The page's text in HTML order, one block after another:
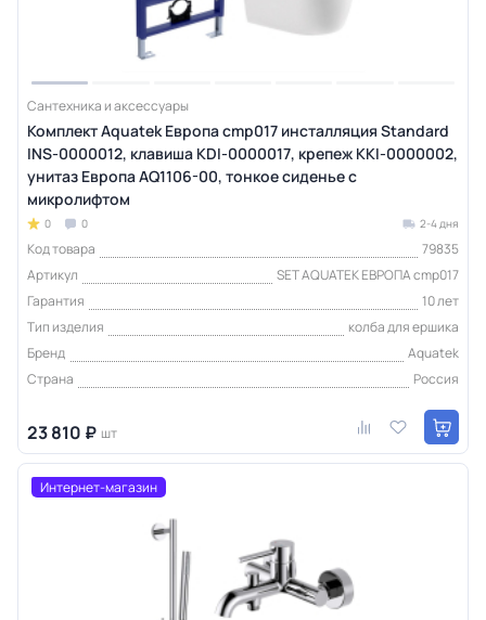
Сантехника и аксессуары
Комплект Aquatek Европа cmp017 инсталляция Standard
INS-0000012, клавиша KDI-0000017, крепеж KKI-0000002,
унитаз Европа AQ1106-00, тонкое сиденье с
микролифтом
0 0 2-4 дня
Код товара
79835
Артикул
SET AQUATEK ЕВРОПА cmp017
Гарантия
10 лет
Тип изделия
колба для ершика
Бренд
Aquatek
Страна
Россия
23 810 ₽ шт
Интернет-магазин